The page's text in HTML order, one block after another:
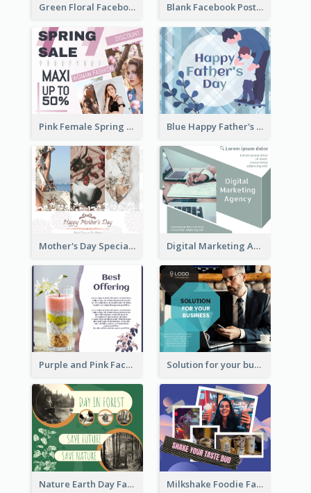
Green Floral Facebook Post About Grand Opening Blank Facebook Post
Pink Female Spring Fashion Facebook Post Design Blue Happy Father's Day Facebook Post
Mother's Day Special Sale Orange Facebook Post Digital Marketing Agency Green Facebook Post
Purple and Pink Facebook Post Solution for your business Facebook Post
Nature Earth Day Facebook Post Milkshake Foodie Facebook Post